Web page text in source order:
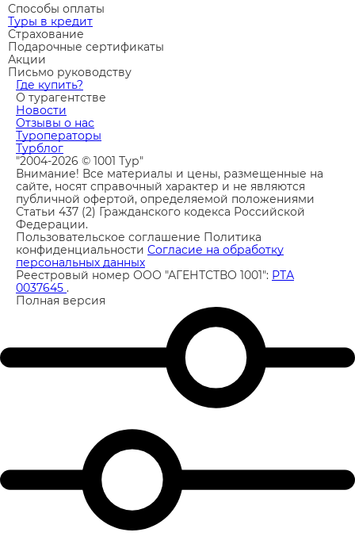
Способы оплаты
Туры в кредит
Страхование
Подарочные сертификаты
Акции
Письмо руководству
Где купить?
О турагентстве
Новости
Отзывы о нас
Туроператоры
Турблог
"2004-2026 © 1001 Тур"
Внимание! Все материалы и цены, размещенные на
сайте, носят справочный характер и не являются
публичной офертой, определяемой положениями
Статьи 437 (2) Гражданского кодекса Российской
Федерации.
Пользовательское соглашение Политика
конфиденциальности Согласие на обработку
персональных данных
Реестровый номер ООО "АГЕНТСТВО 1001": РТА
0037645 .
Полная версия